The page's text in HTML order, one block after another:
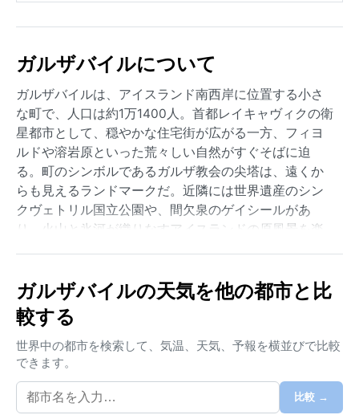
ガルザバイルについて
ガルザバイルは、アイスランド南西岸に位置する小さ
な町で、人口は約1万1400人。首都レイキャヴィクの衛
星都市として、穏やかな住宅街が広がる一方、フィヨ
ルドや溶岩原といった荒々しい自然がすぐそばに迫
る。町のシンボルであるガルザ教会の尖塔は、遠くか
らも見えるランドマークだ。近隣には世界遺産のシン
クヴェトリル国立公園や、間欠泉のゲイシールがあ
り、火山と氷河が織りなすアイスランドの原風景を楽
的である。
気候区分はDfc（亜寒帯）に属し、冬季は長く厳しく、
と頻繁な降雪で体感温度はさらに低くなる。夏は7月で
も最高気温が13℃程度で、肌寒い日が続く。年間を通
じて降水量は比較的多く、特に秋から冬にかけては霧
雨や曇りの日が増える。湿度は高いが、夏には晴天が
ガルザバイルの天気を他の都市と比
較する
世界中の都市を検索して、気温、天気、予報を横並びで比較
できます。
比較 →